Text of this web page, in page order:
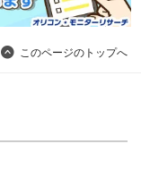
このページのトップへ